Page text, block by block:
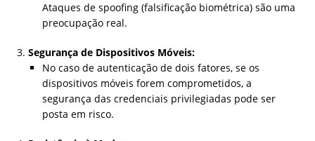
Ataques de spoofing (falsificação biométrica) são uma
preocupação real.
Segurança de Dispositivos Móveis:
No caso de autenticação de dois fatores, se os
dispositivos móveis forem comprometidos, a
segurança das credenciais privilegiadas pode ser
posta em risco.